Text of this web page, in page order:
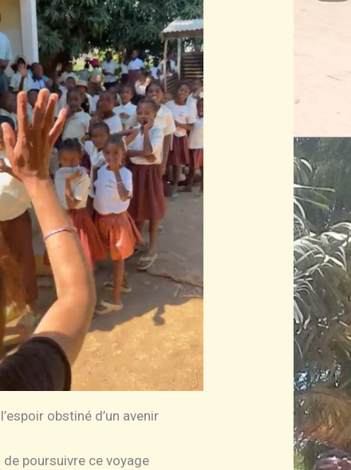
obstiné d’un avenir
poursuivre ce voyage